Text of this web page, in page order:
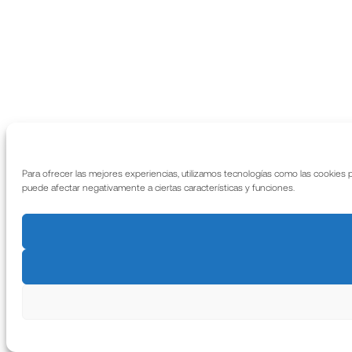
Para ofrecer las mejores experiencias, utilizamos tecnologías como las
puede afectar negativamente a ciertas características y funciones.